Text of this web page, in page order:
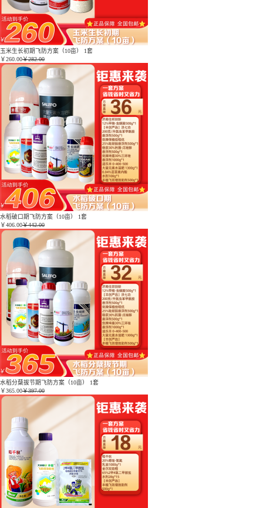
玉米生长初期飞防方案（10亩） 1套
￥260.00￥282.00
水稻破口期飞防方案（10亩） 1套
￥406.00￥442.00
水稻分蘖拔节期飞防方案（10亩） 1套
￥365.00￥397.00